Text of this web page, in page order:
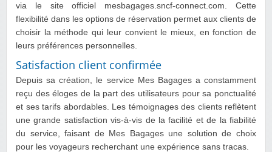
via le site officiel mesbagages.sncf-connect.com. Cette
flexibilité dans les options de réservation permet aux clients de
choisir la méthode qui leur convient le mieux, en fonction de
leurs préférences personnelles.
Satisfaction client confirmée
Depuis sa création, le service Mes Bagages a constamment
reçu des éloges de la part des utilisateurs pour sa ponctualité
et ses tarifs abordables. Les témoignages des clients reflètent
une grande satisfaction vis-à-vis de la facilité et de la fiabilité
du service, faisant de Mes Bagages une solution de choix
pour les voyageurs recherchant une expérience sans tracas.